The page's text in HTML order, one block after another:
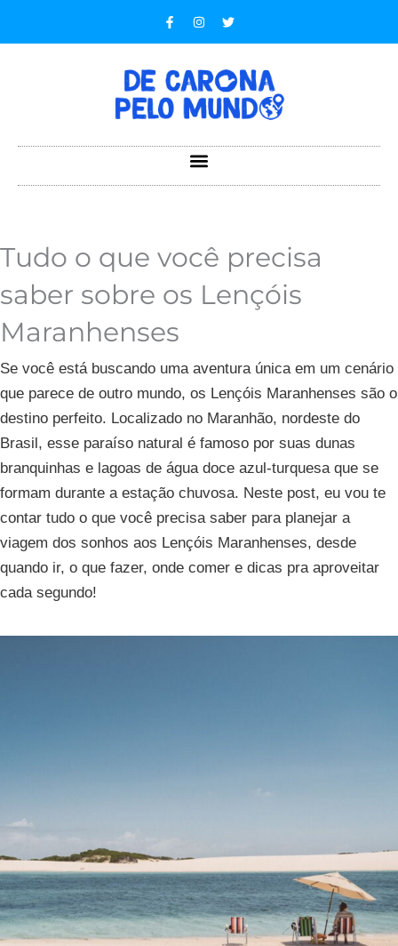
F
a
o
o
k
-
I
n
g
r
a
m
T
w
e
r
Tudo o que você precisa
saber sobre os Lençóis
Maranhenses
Se você está buscando uma aventura única em um cenário
que parece de outro mundo, os Lençóis Maranhenses são o
destino perfeito. Localizado no Maranhão, nordeste do
Brasil, esse paraíso natural é famoso por suas dunas
branquinhas e lagoas de água doce azul-turquesa que se
formam durante a estação chuvosa. Neste post, eu vou te
contar tudo o que você precisa saber para planejar a
viagem dos sonhos aos Lençóis Maranhenses, desde
quando ir, o que fazer, onde comer e dicas pra aproveitar
cada segundo!